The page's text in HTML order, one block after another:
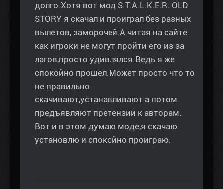
долго.Хотя вот мод S.T.A.L.K.E.R. OLD
STORY я скачал и проиграл без разных
вылетов, заморочей.А читая на сайте
как игроки не могут пройти его из за
лагов,просто удивлялся.Ведь я же
спокойно прошел.Может просто что то
не правильно
скачивают,устанавливают а потом
предъявляют претензии к авторам.
Вот и в этом думаю моде,я скачаю
установлю и спокойно проиграю.